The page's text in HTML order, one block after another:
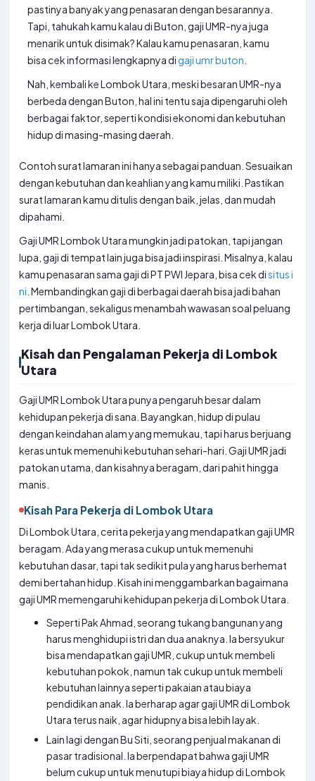
pastinya banyak yang penasaran dengan besarannya.
Tapi, tahukah kamu kalau di Buton, gaji UMR-nya juga
menarik untuk disimak? Kalau kamu penasaran, kamu
bisa cek informasi lengkapnya di gaji umr buton
Nah, kembali ke Lombok Utara, meski besaran UMR-nya
berbeda dengan Buton, hal ini tentu saja dipengaruhi oleh
berbagai faktor, seperti kondisi ekonomi dan kebutuhan
hidup di masing-masing daerah.
Contoh surat lamaran ini hanya sebagai panduan. Sesuaikan
dengan kebutuhan dan keahlian yang kamu miliki. Pastikan
surat lamaran kamu ditulis dengan baik, jelas, dan mudah
dipahami.
Gaji UMR Lombok Utara mungkin jadi patokan, tapi jangan
lupa, gaji di tempat lain juga bisa jadi inspirasi. Misalnya, kalau
kamu penasaran sama gaji di PT PWI Jepara, bisa cek disitus i
ni . Membandingkan gaji di berbagai daerah bisa jadi bahan
pertimbangan, sekaligus menambah wawasan soal peluang
kerja di luar Lombok Utara.
Kisah dan Pengalaman Pekerja di Lombok
Utara
Gaji UMR Lombok Utara punya pengaruh besar dalam
kehidupan pekerja di sana. Bayangkan, hidup di pulau
dengan keindahan alam yang memukau, tapi harus berjuang
keras untuk memenuhi kebutuhan sehari-hari. Gaji UMR jadi
patokan utama, dan kisahnya beragam, dari pahit hingga
manis.
Kisah Para Pekerja di Lombok Utara
Di Lombok Utara, cerita pekerja yang mendapatkan gaji UMR
beragam. Ada yang merasa cukup untuk memenuhi
kebutuhan dasar, tapi tak sedikit pula yang harus berhemat
demi bertahan hidup. Kisah ini menggambarkan bagaimana
gaji UMR memengaruhi kehidupan pekerja di Lombok Utara.
Seperti Pak Ahmad, seorang tukang bangunan yang
harus menghidupi istri dan dua anaknya. Ia bersyukur
bisa mendapatkan gaji UMR, cukup untuk membeli
kebutuhan pokok, namun tak cukup untuk membeli
kebutuhan lainnya seperti pakaian atau biaya
pendidikan anak. Ia berharap agar gaji UMR di Lombok
Utara terus naik, agar hidupnya bisa lebih layak.
Lain lagi dengan Bu Siti, seorang penjual makanan di
pasar tradisional. Ia berpendapat bahwa gaji UMR
belum cukup untuk menutupi biaya hidup di Lombok